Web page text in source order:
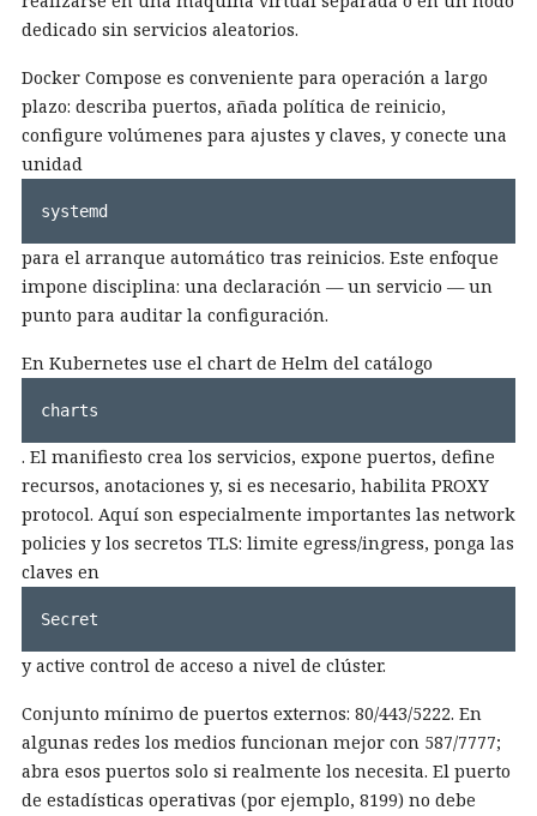
dedicado sin servicios aleatorios.
Docker Compose es conveniente para operación a largo
plazo: describa puertos, añada política de reinicio,
configure volúmenes para ajustes y claves, y conecte una
unidad
systemd
para el arranque automático tras reinicios. Este enfoque
impone disciplina: una declaración — un servicio — un
punto para auditar la configuración.
En Kubernetes use el chart de Helm del catálogo
charts
. El manifiesto crea los servicios, expone puertos, define
recursos, anotaciones y, si es necesario, habilita PROXY
protocol. Aquí son especialmente importantes las network
policies y los secretos TLS: limite egress/ingress, ponga las
claves en
Secret
y active control de acceso a nivel de clúster.
Conjunto mínimo de puertos externos: 80/443/5222. En
algunas redes los medios funcionan mejor con 587/7777;
abra esos puertos solo si realmente los necesita. El puerto
de estadísticas operativas (por ejemplo, 8199) no debe